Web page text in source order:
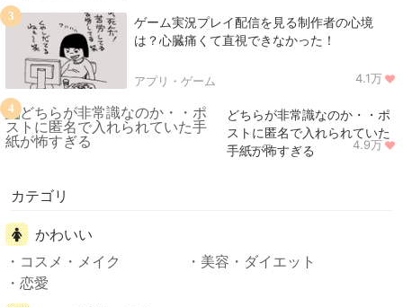
ゲーム実況プレイ配信を見る制作者の心境
は？心臓痛くて直視できなかった！
アプリ・ゲーム 4.1万
3
どちらが非常識なのか・・ポ
ストに匿名で入れられていた
手紙が怖すぎる
ニュース 4.9万
4
カテゴリ
かわいい
コスメ・メイク
美容・ダイエット
恋愛